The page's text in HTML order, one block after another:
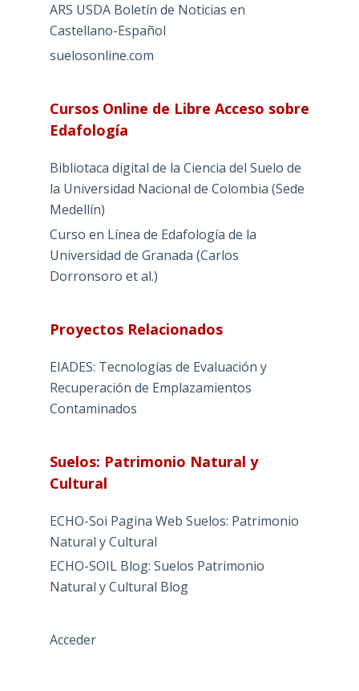
ARS USDA Boletín de Noticias en
Castellano-Español
suelosonline.com
Cursos Online de Libre Acceso sobre
Edafología
Bibliotaca digital de la Ciencia del Suelo de
la Universidad Nacional de Colombia (Sede
Medellín)
Curso en Línea de Edafología de la
Universidad de Granada (Carlos
Dorronsoro et al.)
Proyectos Relacionados
EIADES: Tecnologías de Evaluación y
Recuperación de Emplazamientos
Contaminados
Suelos: Patrimonio Natural y
Cultural
ECHO-Soi Pagina Web Suelos: Patrimonio
Natural y Cultural
ECHO-SOIL Blog: Suelos Patrimonio
Natural y Cultural Blog
Acceder